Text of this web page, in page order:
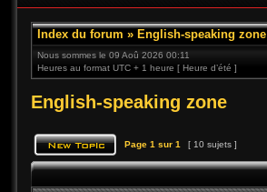
Index du forum » English-speaking zone
Nous sommes le 09 Aoû 2026 00:11
Heures au format UTC + 1 heure [ Heure d’été ]
English-speaking zone
Page 1 sur 1 [ 10 sujets ]